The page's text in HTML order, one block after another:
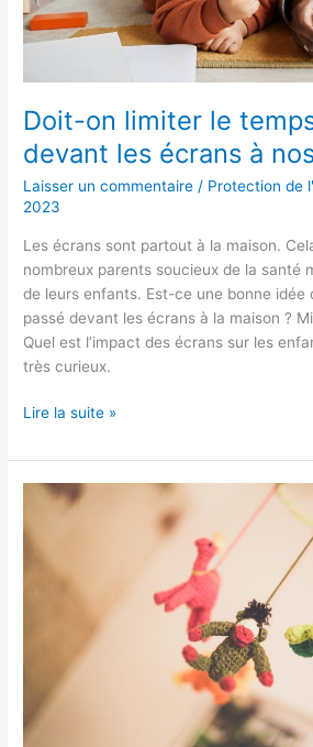
Doit-on limiter le
devant les écrans à
Laisser un commentaire / Protection de
2023
Les écrans sont partout à la maison.
nombreux parents soucieux de la santé
de leurs enfants. Est-ce une bonne idée
passé devant les écrans à la maison ?
Quel est l’impact des écrans sur les
très curieux.
à
nos
?
Lire la suite »
L’importance